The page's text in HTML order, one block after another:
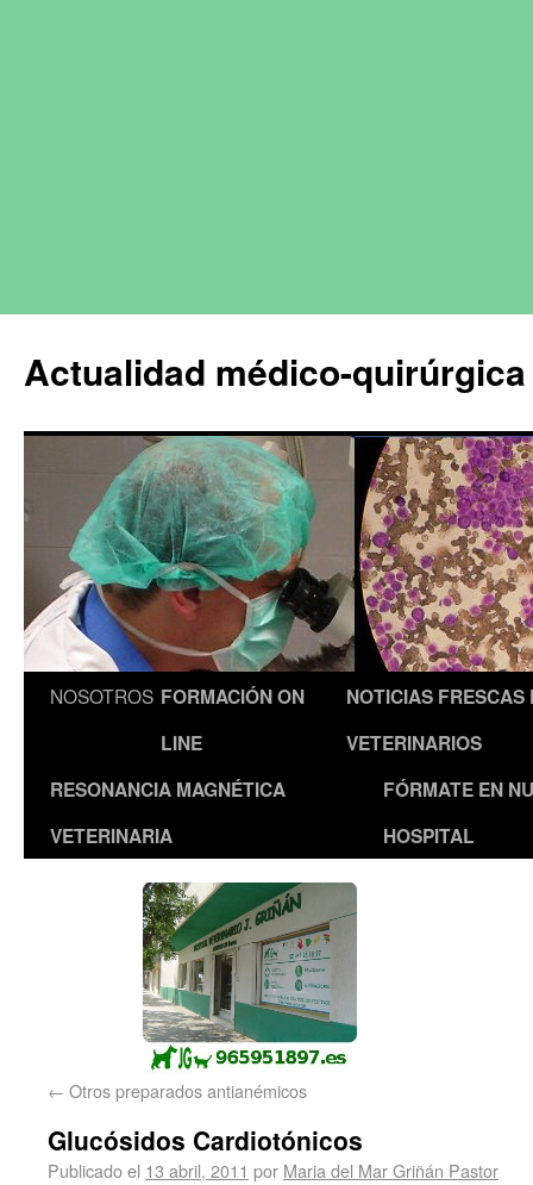
Actualidad médico-
NOSOTROS FORMACIÓN ON
LINE
NOTICIAS FRESCAS
VETERINARIOS
RESONANCIA MAGNÉTICA
VETERINARIA
FÓRMATE EN
HOSPITAL
← Otros preparados antianémicos
Glucósidos Cardiotónicos
Publicado el 13 abril, 2011 por Maria del Mar Griñán Pastor